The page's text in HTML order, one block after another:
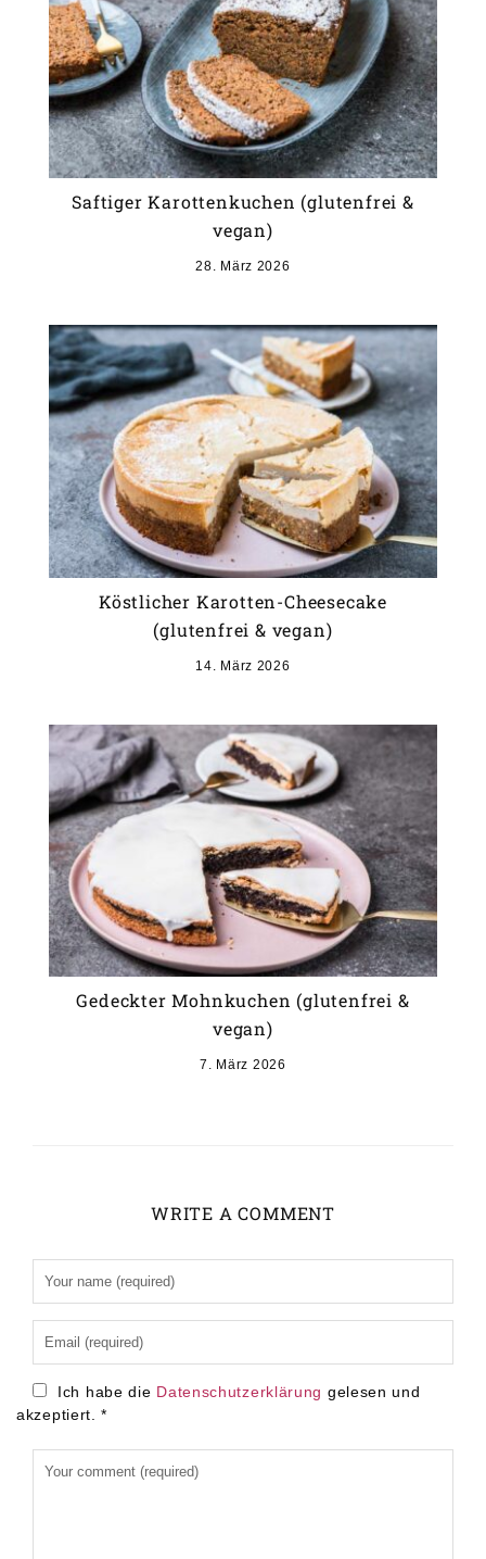
Saftiger Karottenkuchen (glutenfrei &
vegan)
28. März 2026
Köstlicher Karotten-Cheesecake
(glutenfrei & vegan)
14. März 2026
Gedeckter Mohnkuchen (glutenfrei &
vegan)
7. März 2026
WRITE A COMMENT
Ich habe die Datenschutzerklärung gelesen und
akzeptiert.
*